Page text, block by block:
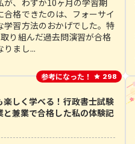
が、わずか10ヶ月の学習期
合格できたのは、フォーサイ
学習方法のおかげでした。特
り組んだ過去問演習が合格
りまし...
参考になった！ 298
楽しく学べる！行政書士試験
と兼業で合格した私の体験記